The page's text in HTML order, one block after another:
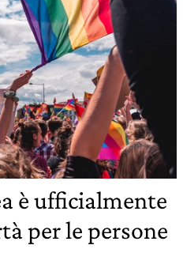
è ufficialmente
per le persone